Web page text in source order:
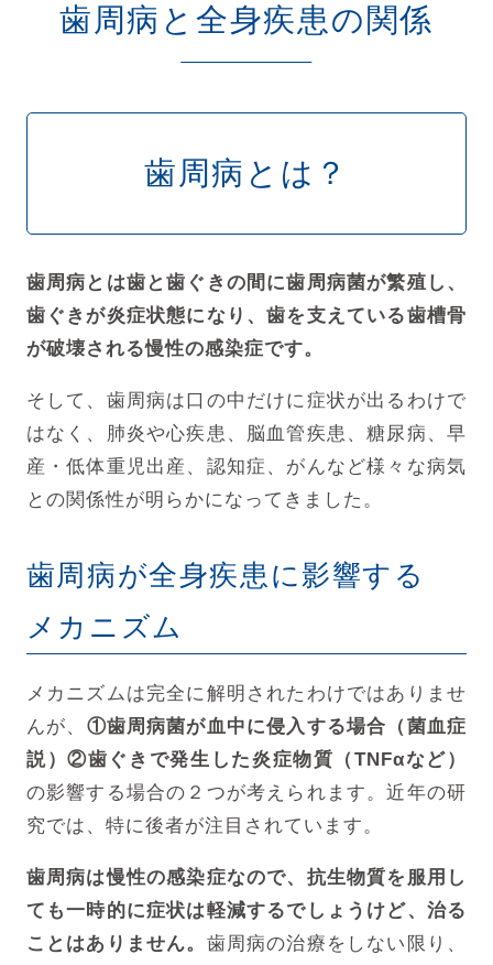
歯周病と全身疾患の関係
歯周病とは？
歯周病とは歯と歯ぐきの間に歯周病菌が繁殖し、
歯ぐきが炎症状態になり、歯を支えている歯槽骨
が破壊される慢性の感染症です。
そして、歯周病は口の中だけに症状が出るわけで
はなく、肺炎や心疾患、脳血管疾患、糖尿病、早
産・低体重児出産、 認知症、がんなど様々な病気
との関係性が明らかになってきました。
歯周病が全身疾患に影響する
メカニズム
メカニズムは完全に解明されたわけではありませ
んが、 ①歯周病菌が血中に侵入する場合（菌血症
説）②歯ぐきで発生した炎症物質（TNFαなど）
の影響する場合の２つが考えられます。近年の研
究では、特に後者が注目されています。
歯周病は慢性の感染症なので、抗生物質を服用し
ても一時的に症状は軽減するでしょうけど、治る
ことはありません。 歯周病の治療をしない限り、